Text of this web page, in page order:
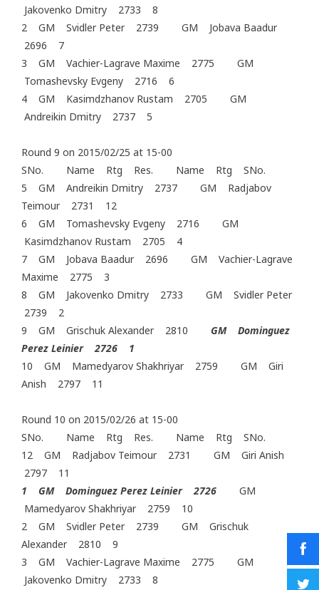
Jakovenko Dmitry 2733 8
2 GM Svidler Peter 2739 GM Jobava Baadur
2696 7
3 GM Vachier-Lagrave Maxime 2775 GM
Tomashevsky Evgeny 2716 6
4 GM Kasimdzhanov Rustam 2705 GM
Andreikin Dmitry 2737 5
Round 9 on 2015/02/25 at 15-00
SNo. Name Rtg Res. Name Rtg SNo.
5 GM Andreikin Dmitry 2737 GM Radjabov
Teimour 2731 12
6 GM Tomashevsky Evgeny 2716 GM
Kasimdzhanov Rustam 2705 4
7 GM Jobava Baadur 2696 GM Vachier-Lagrave
Maxime 2775 3
8 GM Jakovenko Dmitry 2733 GM Svidler Peter
2739 2
9 GM Grischuk Alexander 2810 GM Dominguez
Perez Leinier 2726 1
10 GM Mamedyarov Shakhriyar 2759 GM Giri
Anish 2797 11
Round 10 on 2015/02/26 at 15-00
SNo. Name Rtg Res. Name Rtg SNo.
12 GM Radjabov Teimour 2731 GM Giri Anish
2797 11
1 GM Dominguez Perez Leinier 2726 GM
Mamedyarov Shakhriyar 2759 10
2 GM Svidler Peter 2739 GM Grischuk
Alexander 2810 9
3 GM Vachier-Lagrave Maxime 2775 GM
Jakovenko Dmitry 2733 8